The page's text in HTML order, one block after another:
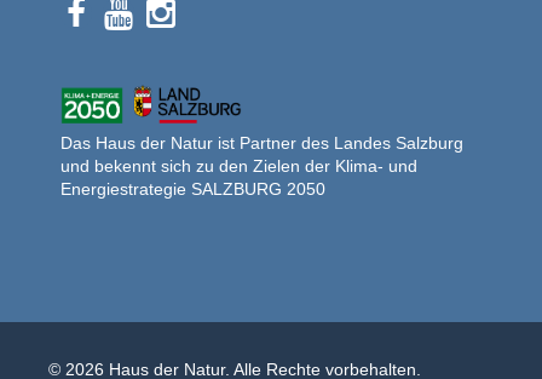
Das Haus der Natur ist Partner des Landes Salzburg
und bekennt sich zu den Zielen der Klima- und
Energiestrategie SALZBURG 2050
© 2026 Haus der Natur. Alle Rechte vorbehalten.